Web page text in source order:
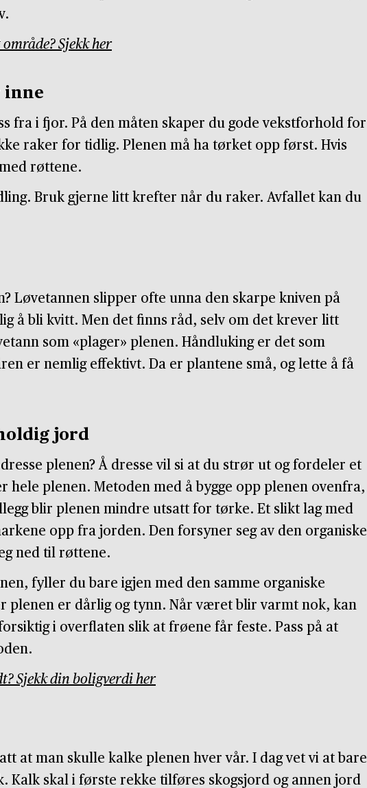
Sjekk her
inne
fra i fjor. På den måten skaper du gode vekstforhold for
raker for tidlig. Plenen må ha tørket opp først. Hvis
røttene.
Bruk gjerne litt krefter når du raker. Avfallet kan du
Løvetannen slipper ofte unna den skarpe kniven på
å bli kvitt. Men det finns råd, selv om det krever litt
som «plager» plenen. Håndluking er det som
er nemlig effektivt. Da er plantene små, og lette å få
jord
plenen? Å dresse vil si at du strør ut og fordeler et
hele plenen. Metoden med å bygge opp plenen ovenfra,
blir plenen mindre utsatt for tørke. Et slikt lag med
opp fra jorden. Den forsyner seg av den organiske
ned til røttene.
fyller du bare igjen med den samme organiske
plenen er dårlig og tynn. Når været blir varmt nok, kan
i overflaten slik at frøene får feste. Pass på at
Sjekk din boligverdi her
at man skulle kalke plenen hver vår. I dag vet vi at bare
Kalk skal i første rekke tilføres skogsjord og annen jord